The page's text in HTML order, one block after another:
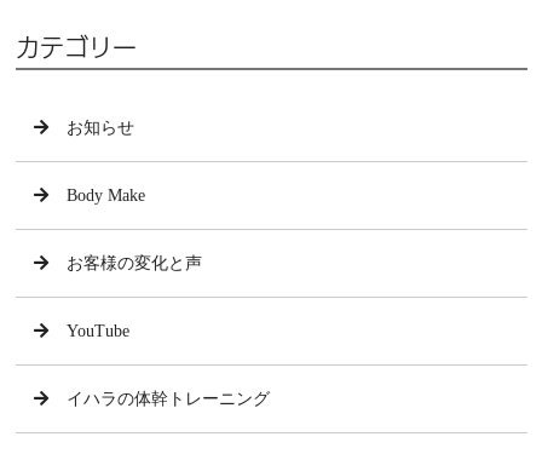
カテゴリー
お知らせ
Body Make
お客様の変化と声
YouTube
イハラの体幹トレーニング